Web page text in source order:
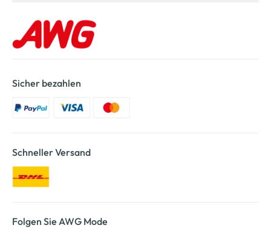
Sicher bezahlen
Schneller Versand
Folgen Sie AWG Mode